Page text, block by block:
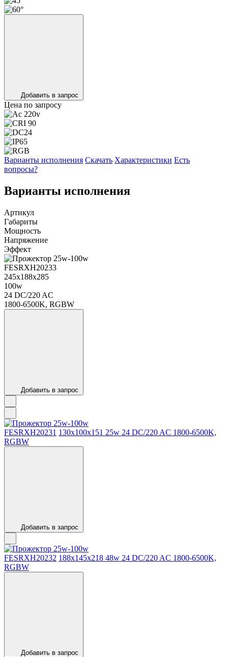
Добавить в запрос
Цена по запросу
Варианты исполнения Скачать Характеристики Есть
вопросы?
Варианты исполнения
Артикул
Габариты
Мощность
Напряжение
Эффект
FESRХН20233
245х188х285
100w
24 DC/220 AC
1800-6500K, RGBW
Добавить в запрос
FESRXH20231 130х100х151 25w 24 DC/220 AC 1800-6500K,
RGBW
Добавить в запрос
FESRХН20232 188х145х218 48w 24 DC/220 AC 1800-6500K,
RGBW
Добавить в запрос